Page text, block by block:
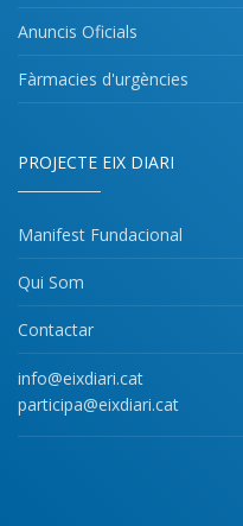
Anuncis Oficials
Fàrmacies d'urgències
PROJECTE EIX DIARI
Manifest Fundacional
Qui Som
Contactar
info@eixdiari.cat
participa@eixdiari.cat